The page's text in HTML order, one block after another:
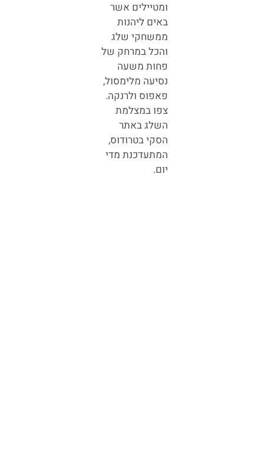
ומטיילים אשר
באים ליהנות
ממשחקי שלג
והכל במרחק של
פחות משעה
נסיעה מלימסול,
פאפוס ולרנקה.
צפו במצלמת
השלג באתר
הסקי בטרודוס,
המתעדכנת מדי
יום.